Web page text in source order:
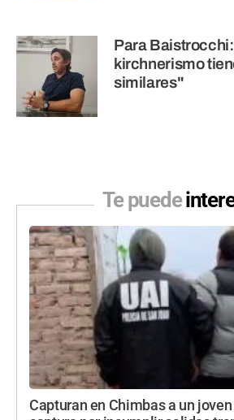
Para Baistrocchi:
kirchnerismo
similares"
Te puede
Capturan en Chimbas a un